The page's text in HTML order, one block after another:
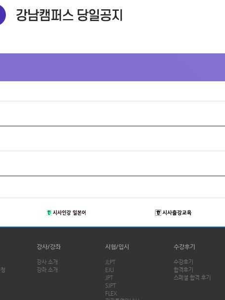
강사/강좌
강사 소개
강좌 소개
시험/입시
JLPT
EJU
JPT
SJPT
FLEX
수강후기
수강후기
합격후기
스페셜 합격 후기